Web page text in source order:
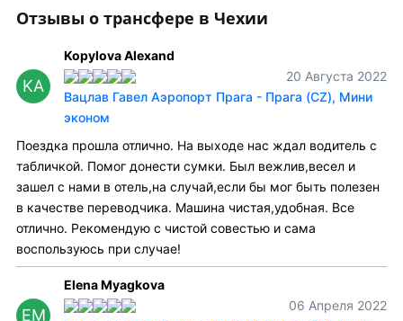
Отзывы о трансфере в Чехии
KA
Kopylova Alexand
20 Августа 2022
Вацлав Гавел Аэропорт Прага - Прага (CZ), Мини
эконом
Поездка прошла отлично. На выходе нас ждал водитель с
табличкой. Помог донести сумки. Был вежлив,весел и
зашел с нами в отель,на случай,если бы мог быть полезен
в качестве переводчика. Машина чистая,удобная. Все
отлично. Рекомендую с чистой совестью и сама
воспользуюсь при случае!
EM
Elena Myagkova
06 Апреля 2022